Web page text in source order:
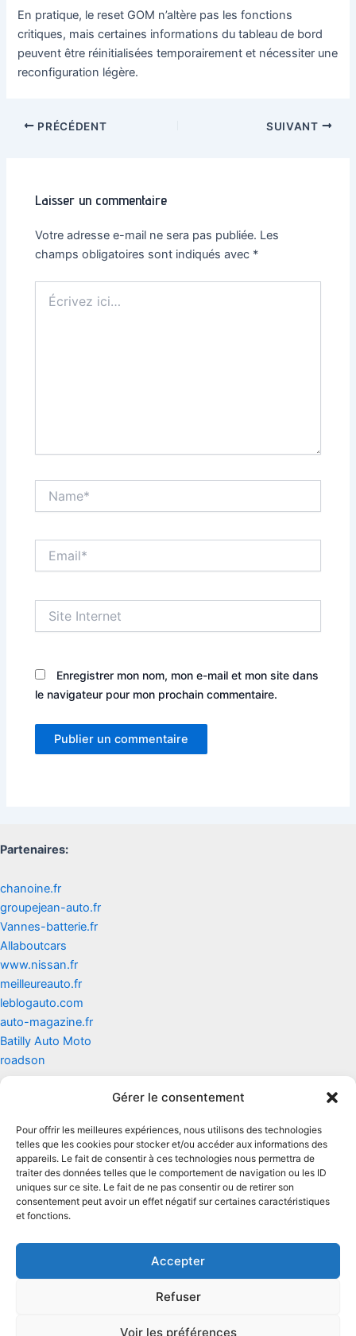
Gérer le consentement
Pour offrir les meilleures expériences, nous utilisons des technologies
telles que les cookies pour stocker et/ou accéder aux informations des
appareils. Le fait de consentir à ces technologies nous permettra de
traiter des données telles que le comportement de navigation ou les ID
uniques sur ce site. Le fait de ne pas consentir ou de retirer son
consentement peut avoir un effet négatif sur certaines caractéristiques
et fonctions.
Accepter
Refuser
Voir les préférences
En pratique, le reset GOM n’altère pas les fonctions
critiques, mais certaines informations du tableau de bord
peuvent être réinitialisées temporairement et nécessiter une
reconfiguration légère.
NavigationPRÉCÉDENT SUIVANT
Laisser un commentaire
Votre adresse e-mail ne sera pas publiée. Les
champs obligatoires sont indiqués avec *
ici…
Internet
Enregistrer mon nom, mon e-mail et mon site dans
le navigateur pour mon prochain commentaire.
Partenaires:
chanoine.fr
groupejean-auto.fr
Vannes-batterie.fr
Allaboutcars
www.nissan.fr
meilleureauto.fr
leblogauto.com
auto-magazine.fr
Batilly Auto Moto
roadson
Mentions légales
Conditions générales d'utilisation
Conditions générales de vente
Politique de cookies
Politique de confidentialité